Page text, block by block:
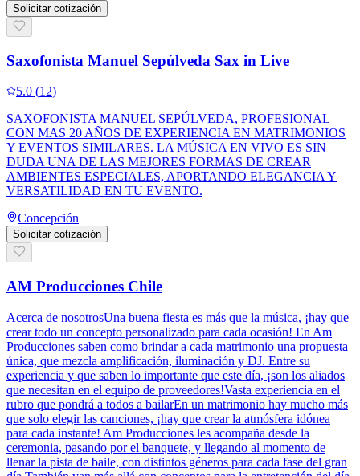
Solicitar cotización
Saxofonista Manuel Sepúlveda Sax in Live
5.0 (12)
SAXOFONISTA MANUEL SEPÚLVEDA, PROFESIONAL
CON MAS 20 AÑOS DE EXPERIENCIA EN MATRIMONIOS
Y EVENTOS SIMILARES. LA MÚSICA EN VIVO ES SIN
DUDA UNA DE LAS MEJORES FORMAS DE CREAR
AMBIENTES ESPECIALES, APORTANDO ELEGANCIA Y
VERSATILIDAD EN TU EVENTO.
Concepción
Solicitar cotización
AM Producciones Chile
Acerca de nosotrosUna buena fiesta es más que la música, ¡hay que
crear todo un concepto personalizado para cada ocasión! En Am
Producciones saben como brindar a cada matrimonio una propuesta
única, que mezcla amplificación, iluminación y DJ. Entre su
experiencia y que saben lo importante que este día, ¡son los aliados
que necesitan en el equipo de proveedores!Vasta experiencia en el
rubro que pondrá a todos a bailarEn un matrimonio hay mucho más
que solo elegir las canciones, ¡hay que crear la atmósfera idónea
para cada instante! Am Producciones les acompaña desde la
ceremonia, pasando por el banquete, y llegando al momento de
llenar la pista de baile, con distintos géneros para cada fase del gran